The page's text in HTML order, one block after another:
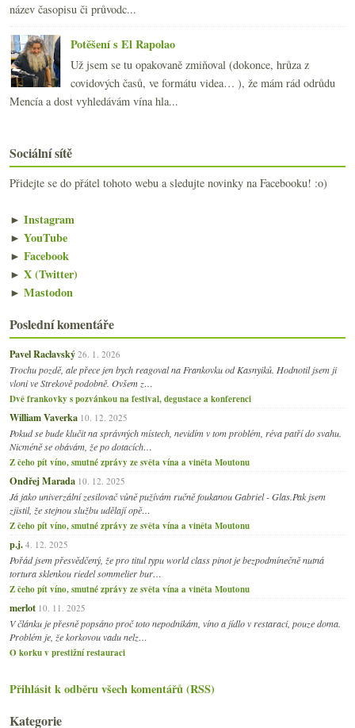
název časopisu či průvodc...
Potěšení s El Rapolao
Už jsem se tu opakovaně zmiňoval (dokonce, hrůza z
covidových časů, ve formátu videa… ), že mám rád odrůdu
Mencía a dost vyhledávám vína hla...
Sociální sítě
Přidejte se do přátel tohoto webu a sledujte novinky na Facebooku! :o)
► Instagram
► YouTube
► Facebook
► X (Twitter)
► Mastodon
Poslední komentáře
Pavel Raclavský 26. 1. 2026
Trochu pozdě, ale přece jen bych reagoval na Frankovku od Kasnyiků. Hodnotil jsem ji
vloni ve Strekově podobně. Ovšem z…
Dvě frankovky s pozvánkou na festival, degustace a konferenci
William Vaverka 10. 12. 2025
Pokud se bude klučit na správných místech, nevidím v tom problém, réva patří do svahu.
Nicméně se obávám, že po dotacích…
Z čeho pít víno, smutné zprávy ze světa vína a viněta Moutonu
Ondřej Marada 10. 12. 2025
Já jako univerzální zesilovač vůně pužívám ručně foukanou Gabriel - Glas.Pak jsem
zjistil, že stejnou službu udělají opě…
Z čeho pít víno, smutné zprávy ze světa vína a viněta Moutonu
p.j. 4. 12. 2025
Pořád jsem přesvědčený, že pro titul typu world class pinot je bezpodmínečně nutná
tortura sklenkou riedel sommelier bur…
Z čeho pít víno, smutné zprávy ze světa vína a viněta Moutonu
merlot 10. 11. 2025
V článku je přesně popsáno proč toto nepodnikám, víno a jídlo v restaraci, pouze doma.
Problém je, že korkovou vadu nelz…
O korku v prestižní restauraci
Přihlásit k odběru všech komentářů (RSS)
Kategorie